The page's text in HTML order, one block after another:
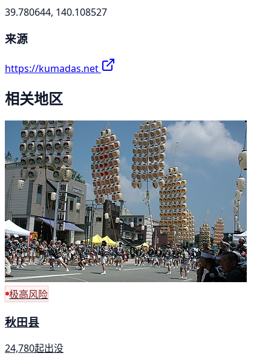
39.780644, 140.108527
来源
https://kumadas.net
相关地区
极高风险
秋田县
24,780起出没